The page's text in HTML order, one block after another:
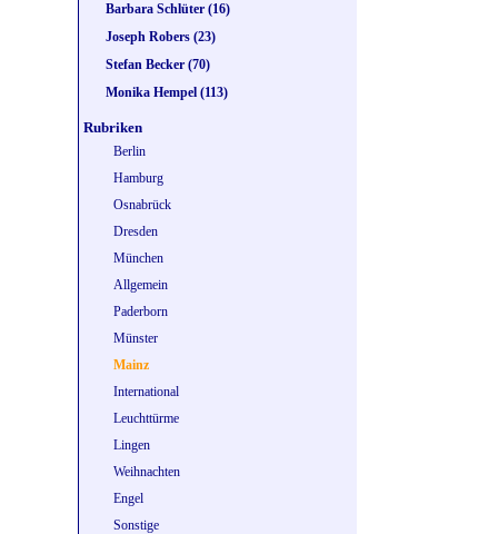
Barbara Schlüter (16)
Joseph Robers (23)
Stefan Becker (70)
Monika Hempel (113)
Rubriken
Berlin
Hamburg
Osnabrück
Dresden
München
Allgemein
Paderborn
Münster
Mainz
International
Leuchttürme
Lingen
Weihnachten
Engel
Sonstige